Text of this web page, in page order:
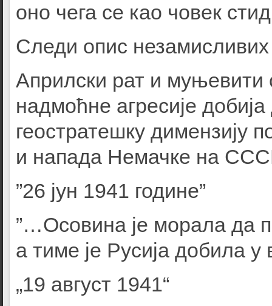
оно чега се као човек
Следи опис незамисливих
Априлски рат и муњевити
надмоћне агресије
геостратешку димензију
и напада Немачке на
”26 јун 1941 године”
”…Осовина је морала да
а тиме је Русија добила
„19 август 1941“